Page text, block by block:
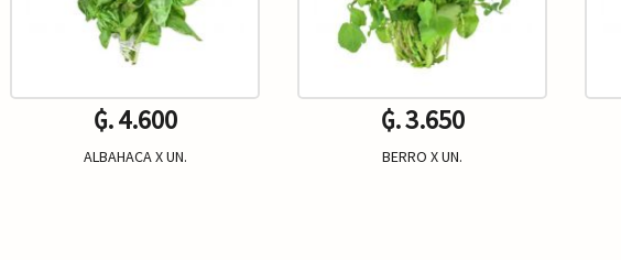
₲. 4.600
ALBAHACA X UN.
₲. 3.650
BERRO X UN.